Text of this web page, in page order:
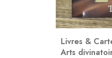
Livres &
Arts